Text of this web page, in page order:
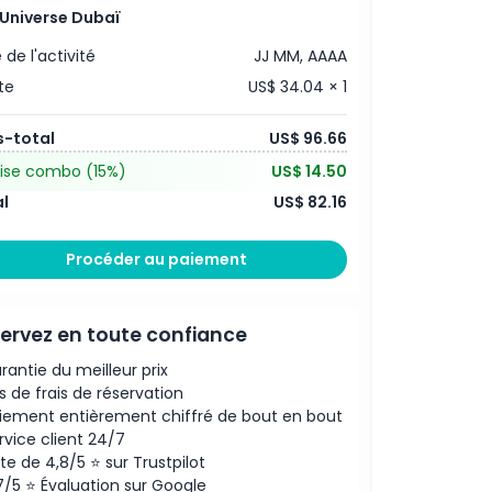
Dubaï
de l'activité
JJ MM, AAAA
US$ 34.04 × 1
total
US$ 96.66
combo (15%)
US$ 14.50
US$ 82.16
Procéder au paiement
en toute confiance
du meilleur prix
de frais de réservation
entièrement chiffré de bout en bout
client 24/7
de 4,8/5 ⭐ sur Trustpilot
5 ⭐ Évaluation sur Google